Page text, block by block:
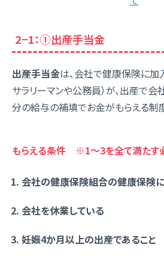
2−1：①出産手当金
出産手当金は、会社で健康保険に加
サラリーマンや公務員）が、出産で
分の給与の補填でお金がもらえる制
もらえる条件 ※1〜3を全て満たす
会社の健康保険組合の健康保険
会社を休業している
妊娠4か月以上の出産であること